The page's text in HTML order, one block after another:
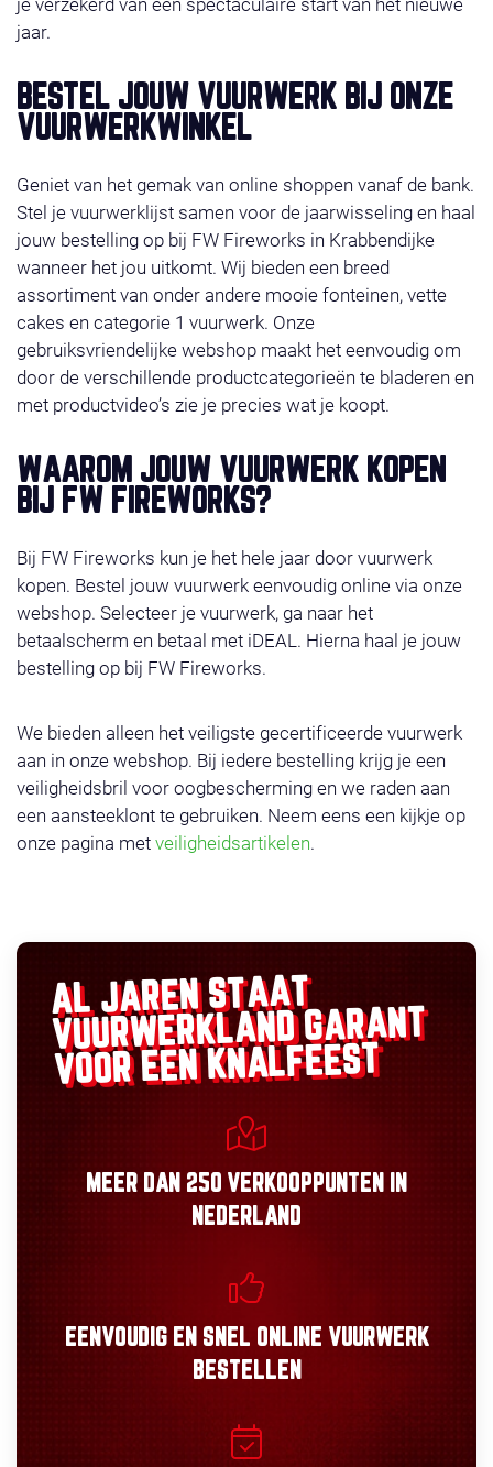
jaar.
BESTEL JOUW VUURWERK BIJ ONZE
VUURWERKWINKEL
Geniet van het gemak van online shoppen vanaf de bank.
Stel je vuurwerklijst samen voor de jaarwisseling en haal
jouw bestelling op bij FW Fireworks in Krabbendijke
wanneer het jou uitkomt. Wij bieden een breed
assortiment van onder andere mooie fonteinen, vette
cakes en categorie 1 vuurwerk. Onze
gebruiksvriendelijke webshop maakt het eenvoudig om
door de verschillende productcategorieën te bladeren en
met productvideo’s zie je precies wat je koopt.
WAAROM JOUW VUURWERK KOPEN
BIJ FW FIREWORKS?
Bij FW Fireworks kun je het hele jaar door vuurwerk
kopen. Bestel jouw vuurwerk eenvoudig online via onze
webshop. Selecteer je vuurwerk, ga naar het
betaalscherm en betaal met iDEAL. Hierna haal je jouw
bestelling op bij FW Fireworks.
We bieden alleen het veiligste gecertificeerde vuurwerk
aan in onze webshop. Bij iedere bestelling krijg je een
veiligheidsbril voor oogbescherming en we raden aan
een aansteeklont te gebruiken. Neem eens een kijkje op
onze pagina met veiligheidsartikelen.
AL JAREN STAAT
VUURWERKLANDGARANT
VOOR EEN KNALFEEST
MEER DAN 250 VERKOOPPUNTEN
IN
NEDERLAND
EENVOUDIGEN SNEL ONLINE VUURWERK
BESTELLEN